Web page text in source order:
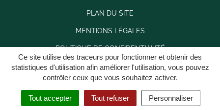
Ce site utilise des traceurs pour fonctionner et obtenir des
statistiques d'utilisation afin améliorer l'utilisation, vous pouvez
contrôler ceux que vous souhaitez activer.
Tout accepter Tout refuser Personnaliser
MENU RECHERCHE
PLAN DU SITE
MENTIONS LÉGALES
POLITIQUE DE CONFIDENTIALITÉ
ACCESSIBILITÉ : PARTIELLEMENT CONFORME